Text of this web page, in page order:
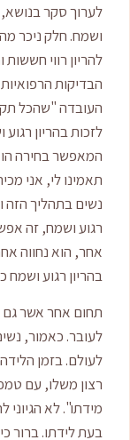
לערוך סקר בנושא,
ושמח. חלק ניכר
להריון רווי
הבדיקות
העובדה "שהכל
לזכות בהריון
המאפשר בחירה
תאמינו לי, אני
נשים בתהליך הזה
רגוע ושמח, זה
אחר, הוא נחווה
בהריון רגוע ושמח
תחום אחר אשר גם
לעובר. כאמור,
לעולם. בזמן
רצון משלו, עם
מידתו". לא
בעת לידתו. ברור